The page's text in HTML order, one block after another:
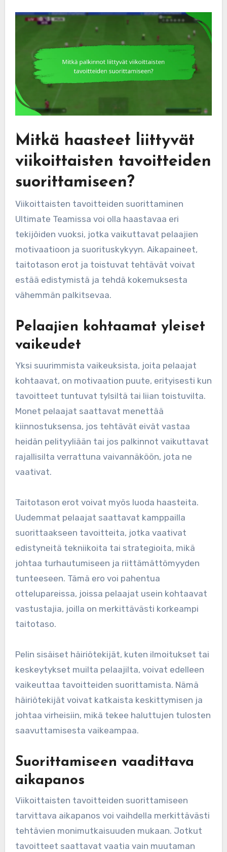
Mitkä haasteet liittyvät
viikoittaisten tavoitteiden
suorittamiseen?
Viikoittaisten tavoitteiden suorittaminen
Ultimate Teamissa voi olla haastavaa eri
tekijöiden vuoksi, jotka vaikuttavat pelaajien
motivaatioon ja suorituskykyyn. Aikapaineet,
taitotason erot ja toistuvat tehtävät voivat
estää edistymistä ja tehdä kokemuksesta
vähemmän palkitsevaa.
Pelaajien kohtaamat yleiset
vaikeudet
Yksi suurimmista vaikeuksista, joita pelaajat
kohtaavat, on motivaation puute, erityisesti kun
tavoitteet tuntuvat tylsiltä tai liian toistuvilta.
Monet pelaajat saattavat menettää
kiinnostuksensa, jos tehtävät eivät vastaa
heidän pelityyliään tai jos palkinnot vaikuttavat
rajallisilta verrattuna vaivannäköön, jota ne
vaativat.
Taitotason erot voivat myös luoda haasteita.
Uudemmat pelaajat saattavat kamppailla
suorittaakseen tavoitteita, jotka vaativat
edistyneitä tekniikoita tai strategioita, mikä
johtaa turhautumiseen ja riittämättömyyden
tunteeseen. Tämä ero voi pahentua
ottelupareissa, joissa pelaajat usein kohtaavat
vastustajia, joilla on merkittävästi korkeampi
taitotaso.
Pelin sisäiset häiriötekijät, kuten ilmoitukset tai
keskeytykset muilta pelaajilta, voivat edelleen
vaikeuttaa tavoitteiden suorittamista. Nämä
häiriötekijät voivat katkaista keskittymisen ja
johtaa virheisiin, mikä tekee haluttujen tulosten
saavuttamisesta vaikeampaa.
Suorittamiseen vaadittava
aikapanos
Viikoittaisten tavoitteiden suorittamiseen
tarvittava aikapanos voi vaihdella merkittävästi
tehtävien monimutkaisuuden mukaan. Jotkut
tavoitteet saattavat vaatia vain muutaman